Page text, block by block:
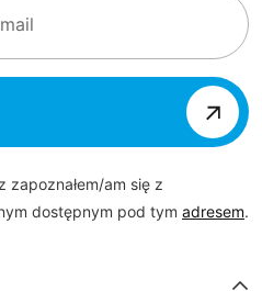
zapoznałem/am się z
dostępnym pod tym adresem.